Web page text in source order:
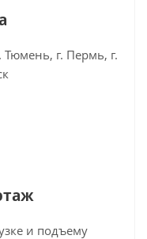
Тюмень, г. Пермь, г.
и подъему